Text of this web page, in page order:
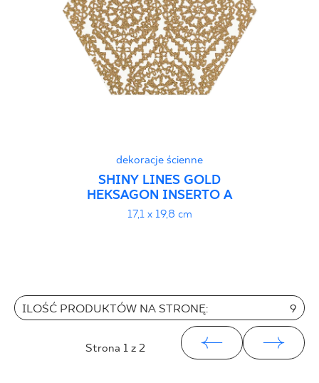
dekoracje ścienne
SHINY LINES GOLD
HEKSAGON INSERTO A
17,1 x 19,8 cm
ILOŚĆ PRODUKTÓW NA STRONĘ: 9
Strona 1 z 2